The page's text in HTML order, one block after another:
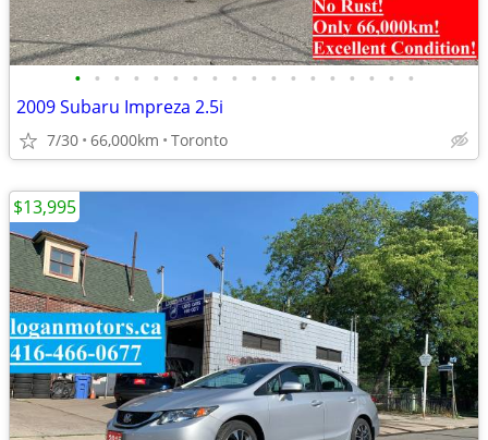
• • • • • • • • • • • • • • • • • •
2009 Subaru Impreza 2.5i
7/30 66,000km Toronto
$13,995